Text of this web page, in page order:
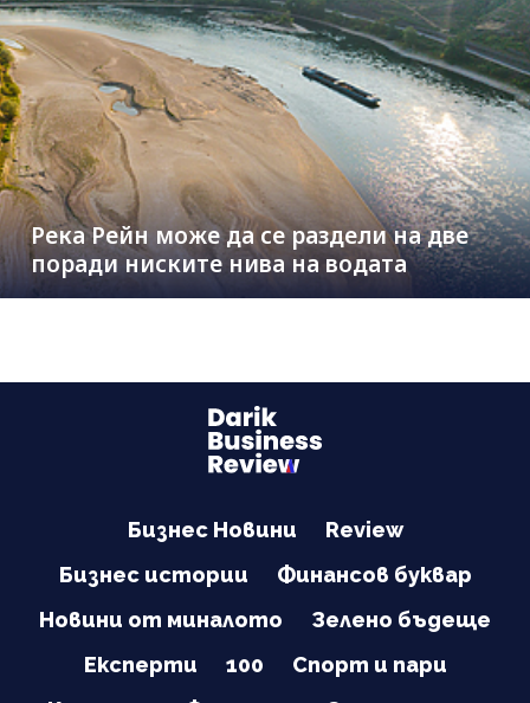
Река Рейн може да се раздели на две
поради ниските нива на водата
Бизнес Новини
Review
Бизнес истории
Финансов буквар
Новини от миналото
Зелено бъдеще
Експерти
100
Спорт и пари